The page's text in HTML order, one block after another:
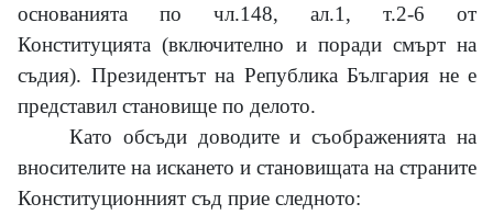
основанията по чл.148, ал.1, т.2-6 от
Конституцията (включително и поради смърт на
съдия). Президентът на Република България не е
представил становище по делото.
Като обсъди доводите и съображенията на
вносителите на искането и становищата на страните
Конституционният съд прие следното: